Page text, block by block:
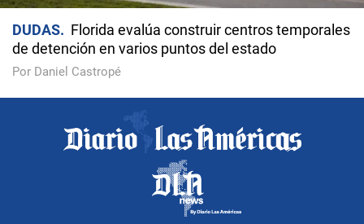
DUDAS
Florida evalúa construir centros temporales
de detención en varios puntos del estado
Por Daniel Castropé